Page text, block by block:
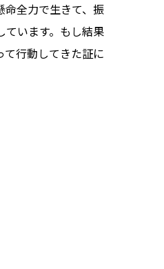
命全力で生きて、振
ています。もし結果
行動してきた証に